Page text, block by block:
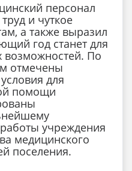
персонал
и чуткое
а также выразил
год станет для
возможностей. По
отмечены
для
помощи
учреждения
медицинского
поселения.